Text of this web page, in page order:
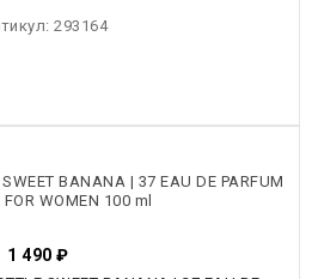
293164
BANANA | 37 EAU DE PARFUM
FOR WOMEN 100 ml
1 490 ₽